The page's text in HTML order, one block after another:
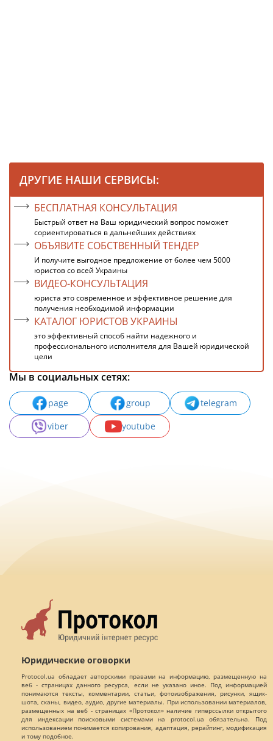
ДРУГИЕ НАШИ СЕРВИСЫ:
БЕСПЛАТНАЯ КОНСУЛЬТАЦИЯ
Быстрый ответ на Ваш юридический вопрос поможет
сориентироваться в дальнейших действиях
ОБЪЯВИТЕ СОБСТВЕННЫЙ ТЕНДЕР
И получите выгодное предложение от более чем 5000
юристов со всей Украины
ВИДЕО-КОНСУЛЬТАЦИЯ
юриста это современное и эффективное решение для
получения необходимой информации
КАТАЛОГ ЮРИСТОВ УКРАИНЫ
это эффективный способ найти надежного и
профессионального исполнителя для Вашей юридической
цели
Мы в социальных сетях:
page group
telegram
viber
youtube
Юридические оговорки
Protocol.ua обладает авторскими правами на информацию, размещенную на
веб - страницах данного ресурса, если не указано иное. Под информацией
понимаются тексты, комментарии, статьи, фотоизображения, рисунки, ящик-
шота, сканы, видео, аудио, другие материалы. При использовании материалов,
размещенных на веб - страницах «Протокол» наличие гиперссылки открытого
для индексации поисковыми системами на protocol.ua обязательна. Под
использованием понимается копирования, адаптация, рерайтинг, модификация
и тому подобное.